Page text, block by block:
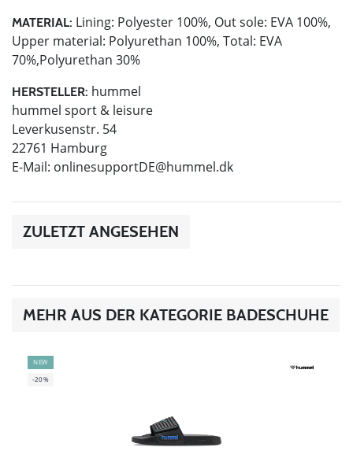
MATERIAL: Lining: Polyester 100%, Out sole: EVA 100%,
Upper material: Polyurethan 100%, Total: EVA
70%,Polyurethan 30%
HERSTELLER: hummel
hummel sport & leisure
Leverkusenstr. 54
22761 Hamburg
E-Mail: onlinesupportDE@hummel.dk
ZULETZT ANGESEHEN
MEHR AUS DER KATEGORIE BADESCHUHE
NEW
-20%